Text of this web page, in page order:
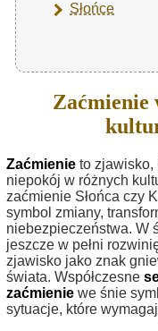
Słońce
Zaćmienie
Zaćmienie to zjawisko,
niepokój w różnych
zaćmienie Słońca czy
symbol zmiany,
niebezpieczeństwa. W
jeszcze w pełni
zjawisko jako znak
świata. Współczesne
zaćmienie we śnie
sytuacje, które